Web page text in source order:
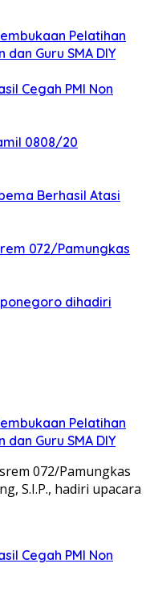
Pelatihan
Guru SMA DIY
Cegah PMI Non
0808/20
Berhasil Atasi
072/Pamungkas
dihadiri
Pelatihan
Guru SMA DIY
072/Pamungkas
S.I.P., hadiri upacara
Cegah PMI Non